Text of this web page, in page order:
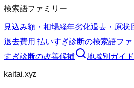
検索語ファミリー
見込み額・相場経年劣化退去・原状
退去費用 払いすぎ診断の検索語ファ
すぎ診断の改善候補 地域別ガイド
kaitai.xyz